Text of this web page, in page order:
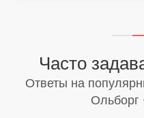
Часто
Ответы на
Ольборг